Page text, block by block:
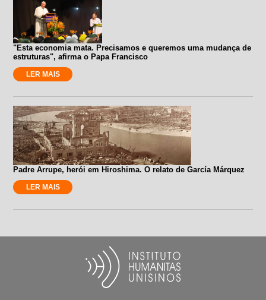
"Esta economia mata. Precisamos e queremos uma mudança de
estruturas", afirma o Papa Francisco
LER MAIS
Padre Arrupe, herói em Hiroshima. O relato de García Márquez
LER MAIS